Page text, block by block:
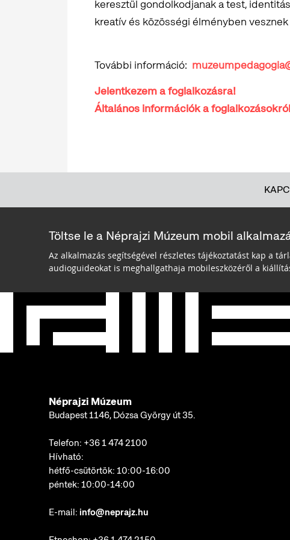
keresztül gondolkodjanak a test,
kreatív és közösségi élményben vesznek
További információ:
Jelentkezem a foglalkozásra!
Általános információk a foglalkozásokról
Töltse le a Néprajzi Múzeum mobil
Az alkalmazás segítségével részletes tájékoztatást kap a
audioguideokat is meghallgathaja mobileszközéről a
Néprajzi Múzeum
Budapest 1146, Dózsa György út 35.
Telefon: +36 1 474 2100
Hívható:
hétfő-csütörtök: 10:00-16:00
péntek: 10:00-14:00
E-mail: info@neprajz.hu